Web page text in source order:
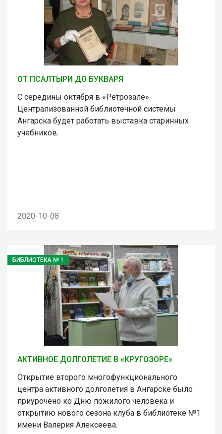
ОТ ПСАЛТЫРИ ДО БУКВАРЯ
С середины октября в «Ретрозале»
Централизованной библиотечной системы
Ангарска будет работать выставка старинных
учебников.
2020-10-08
БИБЛИОТЕКА № 1
АКТИВНОЕ ДОЛГОЛЕТИЕ В «КРУГОЗОРЕ»
Открытие второго многофункционального
центра активного долголетия в Ангарске было
приурочено ко Дню пожилого человека и
открытию нового сезона клуба в библиотеке №1
имени Валерия Алексеева.